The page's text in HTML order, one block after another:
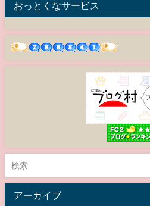
おっとくなサービス
アーカイブ